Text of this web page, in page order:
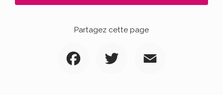
Partagez cette page